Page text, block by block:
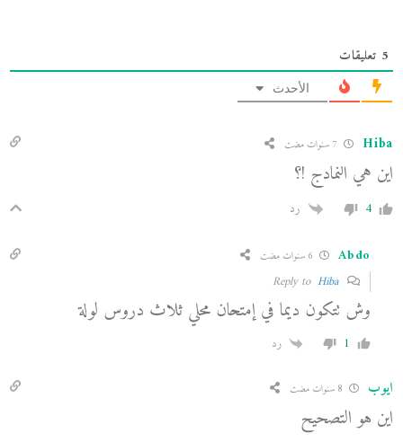
5 تعليقات
الأحدث
Hiba
اين هي النمادج !؟
4 رد
Abdo
Reply to
Hiba
وش تتكون ديما في إمتحان محلي ثلاث دروس لولة
1 رد
ايوب
اين هو التصحيح